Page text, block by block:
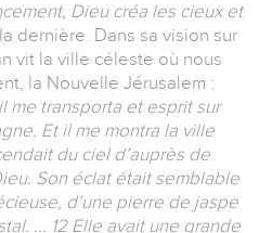
Dieu créa les cieux et
dernière. Dans sa vision sur
vit la ville céleste où nous
la Nouvelle Jérusalem :
me transporta et esprit sur
Et il me montra la ville
du ciel d’auprès de
Son éclat était semblable
d’une pierre de jaspe
... 12 Elle avait une grande